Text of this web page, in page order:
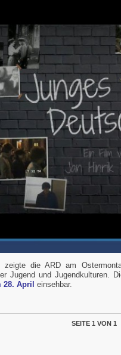
zeigte die ARD am
Jugend und Jugendkulturen.
28. April einsehbar.
SEITE 1 VON 1